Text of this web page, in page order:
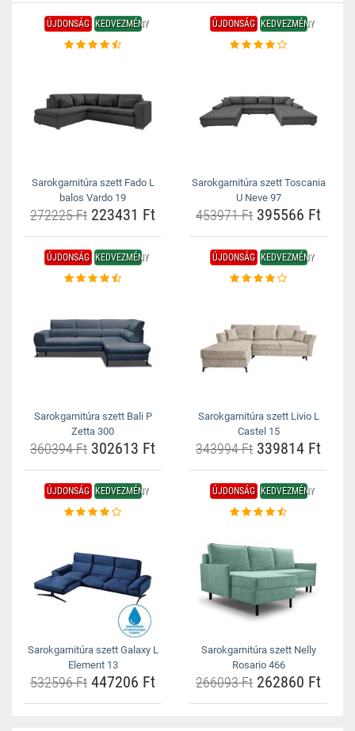
ÚJDONSÁG KEDVEZMÉNY
Sarokgarnitúra szett Fado L
balos Vardo 19
272225 Ft 223431 Ft
ÚJDONSÁG KEDVEZMÉNY
Sarokgarnitúra szett Toscania
U Neve 97
453971 Ft 395566 Ft
ÚJDONSÁG KEDVEZMÉNY
Sarokgarnitúra szett Bali P
Zetta 300
360394 Ft 302613 Ft
ÚJDONSÁG KEDVEZMÉNY
Sarokgarnitúra szett Livio L
Castel 15
343994 Ft 339814 Ft
ÚJDONSÁG KEDVEZMÉNY
Sarokgarnitúra szett Galaxy L
Element 13
532596 Ft 447206 Ft
ÚJDONSÁG KEDVEZMÉNY
Sarokgarnitúra szett Nelly
Rosario 466
266093 Ft 262860 Ft